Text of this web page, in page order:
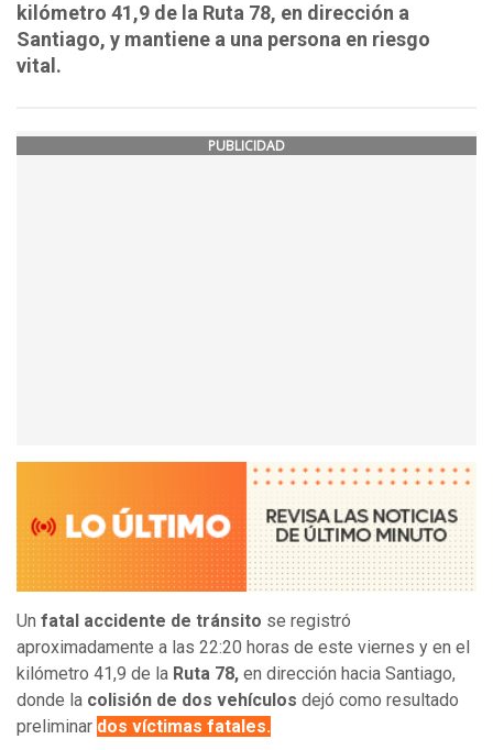
kilómetro 41,9 de la Ruta 78, en dirección a
Santiago, y mantiene a una persona en riesgo
vital.
PUBLICIDAD
Un fatal accidente de tránsito se registró
aproximadamente a las 22:20 horas de este viernes y en el
kilómetro 41,9 de la Ruta 78, en dirección hacia Santiago,
donde la colisión de dos vehículos dejó como resultado
preliminar dos víctimas fatales.